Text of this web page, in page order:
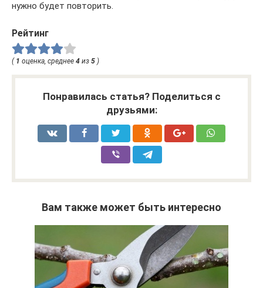
нужно будет повторить.
Рейтинг
( 1 оценка, среднее 4 из 5 )
Понравилась статья? Поделиться с
друзьями:
Вам также может быть интересно